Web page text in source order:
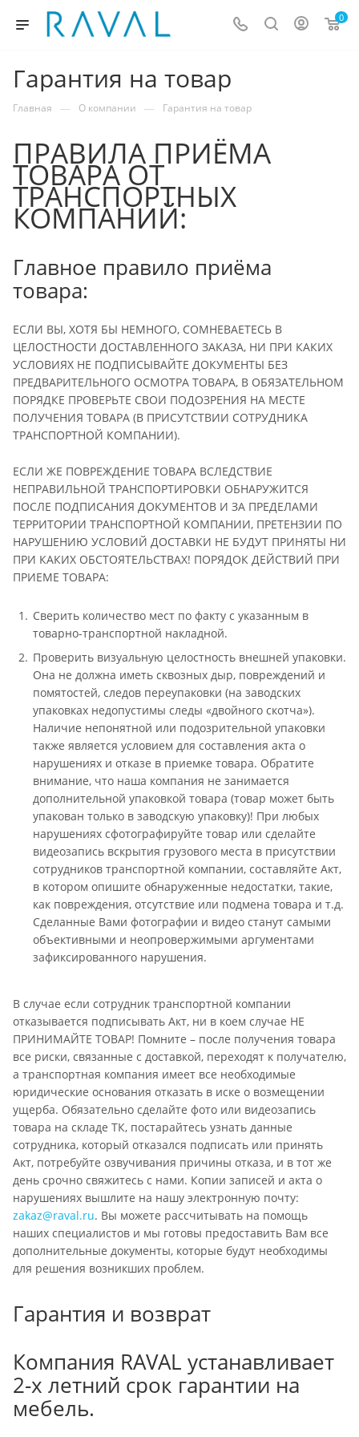
0
Гарантия на товар
Главная — О компании — Гарантия на товар
ПРАВИЛА ПРИЁМА
ТОВАРА ОТ
ТРАНСПОРТНЫХ
КОМПАНИЙ:
Главное правило приёма
товара:
ЕСЛИ ВЫ, ХОТЯ БЫ НЕМНОГО, СОМНЕВАЕТЕСЬ В
ЦЕЛОСТНОСТИ ДОСТАВЛЕННОГО ЗАКАЗА, НИ ПРИ КАКИХ
УСЛОВИЯХ НЕ ПОДПИСЫВАЙТЕ ДОКУМЕНТЫ БЕЗ
ПРЕДВАРИТЕЛЬНОГО ОСМОТРА ТОВАРА, В ОБЯЗАТЕЛЬНОМ
ПОРЯДКЕ ПРОВЕРЬТЕ СВОИ ПОДОЗРЕНИЯ НА МЕСТЕ
ПОЛУЧЕНИЯ ТОВАРА (В ПРИСУТСТВИИ СОТРУДНИКА
ТРАНСПОРТНОЙ КОМПАНИИ).
ЕСЛИ ЖЕ ПОВРЕЖДЕНИЕ ТОВАРА ВСЛЕДСТВИЕ
НЕПРАВИЛЬНОЙ ТРАНСПОРТИРОВКИ ОБНАРУЖИТСЯ
ПОСЛЕ ПОДПИСАНИЯ ДОКУМЕНТОВ И ЗА ПРЕДЕЛАМИ
ТЕРРИТОРИИ ТРАНСПОРТНОЙ КОМПАНИИ, ПРЕТЕНЗИИ ПО
НАРУШЕНИЮ УСЛОВИЙ ДОСТАВКИ НЕ БУДУТ ПРИНЯТЫ НИ
ПРИ КАКИХ ОБСТОЯТЕЛЬСТВАХ! ПОРЯДОК ДЕЙСТВИЙ ПРИ
ПРИЕМЕ ТОВАРА:
Сверить количество мест по факту с указанным в
товарно-транспортной накладной.
Проверить визуальную целостность внешней упаковки.
Она не должна иметь сквозных дыр, повреждений и
помятостей, следов переупаковки (на заводских
упаковках недопустимы следы «двойного скотча»).
Наличие непонятной или подозрительной упаковки
также является условием для составления акта о
нарушениях и отказе в приемке товара. Обратите
внимание, что наша компания не занимается
дополнительной упаковкой товара (товар может быть
упакован только в заводскую упаковку)! При любых
нарушениях сфотографируйте товар или сделайте
видеозапись вскрытия грузового места в присутствии
сотрудников транспортной компании, составляйте Акт,
в котором опишите обнаруженные недостатки, такие,
как повреждения, отсутствие или подмена товара и т.д.
Сделанные Вами фотографии и видео станут самыми
объективными и неопровержимыми аргументами
зафиксированного нарушения.
В случае если сотрудник транспортной компании
отказывается подписывать Акт, ни в коем случае НЕ
ПРИНИМАЙТЕ ТОВАР! Помните – после получения товара
все риски, связанные с доставкой, переходят к получателю,
а транспортная компания имеет все необходимые
юридические основания отказать в иске о возмещении
ущерба. Обязательно сделайте фото или видеозапись
товара на складе ТК, постарайтесь узнать данные
сотрудника, который отказался подписать или принять
Акт, потребуйте озвучивания причины отказа, и в тот же
день срочно свяжитесь с нами. Копии записей и акта о
нарушениях вышлите на нашу электронную почту:
zakaz@raval.ru. Вы можете рассчитывать на помощь
наших специалистов и мы готовы предоставить Вам все
дополнительные документы, которые будут необходимы
для решения возникших проблем.
Гарантия и возврат
Компания RAVAL устанавливает
2-х летний срок гарантии на
мебель.